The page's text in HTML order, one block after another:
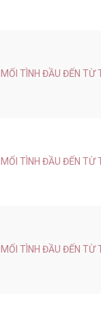
MỐI TÌNH ĐẦU ĐẾN TỪ
MỐI TÌNH ĐẦU ĐẾN TỪ
MỐI TÌNH ĐẦU ĐẾN TỪ